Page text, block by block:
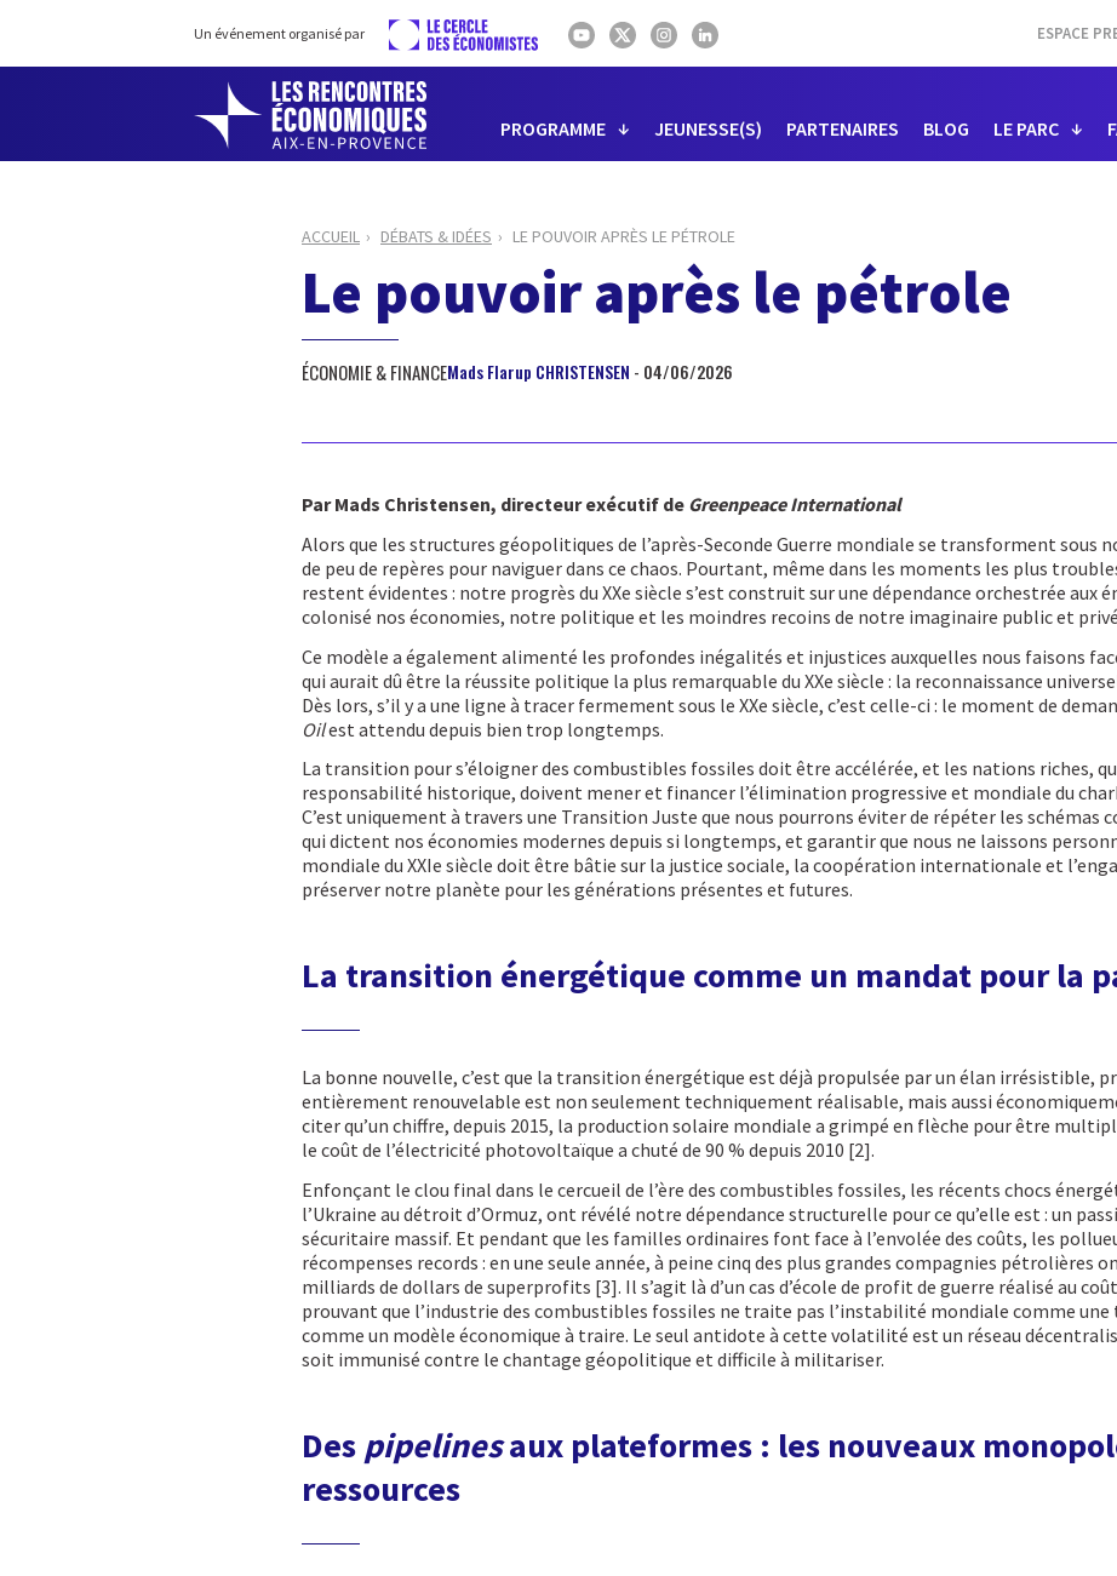
Un événement organisé par ESPACE
PROGRAMME JEUNESSE(S) PARTENAIRES BLOG LE PARC
ACCUEIL DÉBATS & IDÉES LE POUVOIR APRÈS LE PÉTROLE
Le pouvoir après le pétrole
ÉCONOMIE & FINANCEMads Flarup CHRISTENSEN - 04/06/2026
Par Mads Christensen, directeur exécutif de Greenpeace International
Alors que les structures géopolitiques de l’après-Seconde Guerre mondiale se transforment sous
de peu de repères pour naviguer dans ce chaos. Pourtant, même dans les moments les plus
restent évidentes : notre progrès du XXe siècle s’est construit sur une dépendance orchestrée aux
colonisé nos économies, notre politique et les moindres recoins de notre imaginaire public et
Ce modèle a également alimenté les profondes inégalités et injustices auxquelles nous faisons
qui aurait dû être la réussite politique la plus remarquable du XXe siècle : la reconnaissance
Dès lors, s’il y a une ligne à tracer fermement sous le XXe siècle, c’est celle-ci : le moment de
Oilest attendu depuis bien trop longtemps.
La transition pour s’éloigner des combustibles fossiles doit être accélérée, et les nations riches,
responsabilité historique, doivent mener et financer l’élimination progressive et mondiale du
C’est uniquement à travers une Transition Juste que nous pourrons éviter de répéter les schémas
qui dictent nos économies modernes depuis si longtemps, et garantir que nous ne laissons
mondiale du XXIe siècle doit être bâtie sur la justice sociale, la coopération internationale et
préserver notre planète pour les générations présentes et futures.
La transition énergétique comme un mandat pour la
La bonne nouvelle, c’est que la transition énergétique est déjà propulsée par un élan irrésistible,
entièrement renouvelable est non seulement techniquement réalisable, mais aussi
citer qu’un chiffre, depuis 2015, la production solaire mondiale a grimpé en flèche pour être
le coût de l’électricité photovoltaïque a chuté de 90 % depuis 2010 [2].
Enfonçant le clou final dans le cercueil de l’ère des combustibles fossiles, les récents chocs
l’Ukraine au détroit d’Ormuz, ont révélé notre dépendance structurelle pour ce qu’elle est : un
sécuritaire massif. Et pendant que les familles ordinaires font face à l’envolée des coûts, les
récompenses records : en une seule année, à peine cinq des plus grandes compagnies pétrolières
milliards de dollars de superprofits [3]. Il s’agit là d’un cas d’école de profit de guerre réalisé au
prouvant que l’industrie des combustibles fossiles ne traite pas l’instabilité mondiale comme
comme un modèle économique à traire. Le seul antidote à cette volatilité est un réseau
soit immunisé contre le chantage géopolitique et difficile à militariser.
Des pipelinesaux plateformes : les nouveaux
ressources